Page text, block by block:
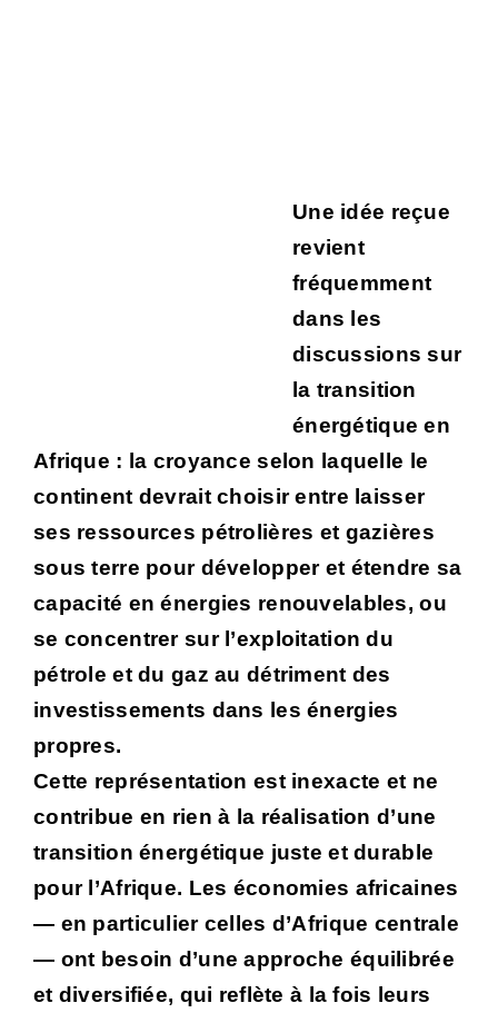
Une idée reçue
revient
fréquemment
dans les
discussions sur
la transition
énergétique en
Afrique : la croyance selon laquelle le
continent devrait choisir entre laisser
ses ressources pétrolières et gazières
sous terre pour développer et étendre sa
capacité en énergies renouvelables, ou
se concentrer sur l’exploitation du
pétrole et du gaz au détriment des
investissements dans les énergies
propres.
Cette représentation est inexacte et ne
contribue en rien à la réalisation d’une
transition énergétique juste et durable
pour l’Afrique. Les économies africaines
— en particulier celles d’Afrique centrale
— ont besoin d’une approche équilibrée
et diversifiée, qui reflète à la fois leurs